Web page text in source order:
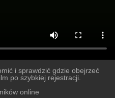
i sprawdzić gdzie obejrzeć
po szybkiej rejestracji.
online